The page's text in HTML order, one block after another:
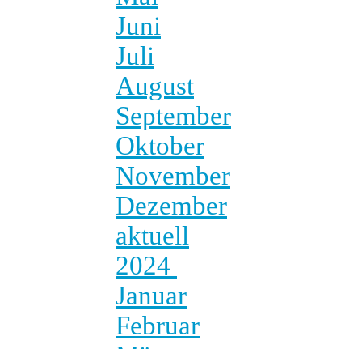
Juni
Juli
August
September
Oktober
November
Dezember
aktuell
2024
Januar
Februar